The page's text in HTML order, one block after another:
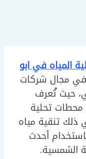
المياه في ابو
في مجال شركات
حيث تُعرف
محطات تحلية
ذلك تنقية مياه
باستخدام أحدث
الشمسية.